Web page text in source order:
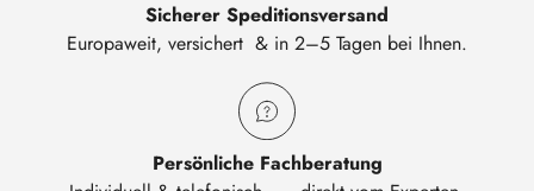
Sicherer Speditionsversand
Europaweit, versichert & in 2–5 Tagen bei Ihnen.
Persönliche Fachberatung